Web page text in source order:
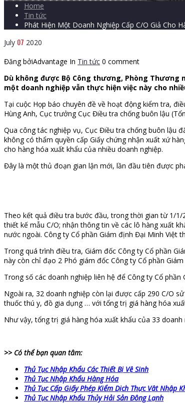
Home
Tin tức
Phát Hiện Một Doanh Nghiệp Cấp C/O Giả Cho
July 07 2020
Đăng bởiAdvantage In Tin tức 0 comment
Dù không được Bộ Công thương, Phòng Thương
một doanh nghiệp vẫn thực hiện việc này cho
Tại cuộc Họp báo chuyên đề về hoạt động kiểm tra,
Hùng Anh, Cục trưởng Cục Điều tra chống buôn lậu
Qua công tác nghiệp vụ, Cục Điều tra chống buôn lậu
không có thẩm quyền cấp Giấy chứng nhận xuất xứ
cho hàng hóa xuất khẩu của nhiều doanh nghiệp.
Đây là một thủ đoạn gian lận mới, lần đầu tiên được
Theo kết quả điều tra bước đầu, trong thời gian từ 1/
thiết kế mẫu C/O; nhận thông tin về các lô hàng xuất
nước ngoài. Công ty Cổ phần Giám định Đại Minh Việt
Trong quá trình điều tra, Giám đốc Công ty Cổ phần
này còn chỉ đạo 2 Phó giám đốc Công ty Cổ phần
Trong số các doanh nghiệp liên hệ để Công ty Cổ
Ngoài ra, 32 doanh nghiệp còn lại được cấp 290 C/O
thuốc thú y, đồ gia dụng … với tổng trị giá hàng hóa
Như vậy, tổng trị giá hàng hóa xuất khẩu của 33
>> Có thể bạn quan tâm:
Thủ Tục Nhập Khẩu Các Thiết Bị Vệ Sinh
Thủ Tục Nhập Khẩu Hàng Hóa
Thủ Tục Cấp Giấy Phép Kiểm Dịch Thực Vật Nhập
Thủ Tục Nhập Khẩu Thủy Hải Sản Đông Lạnh